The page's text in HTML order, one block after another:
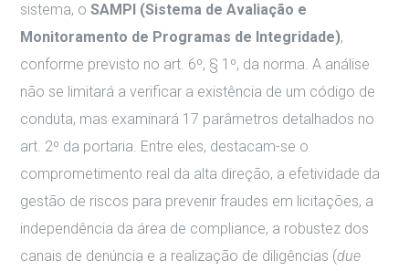
sistema, oSAMPI (Sistema de Avaliação e
Monitoramento de Programas de Integridade),
conforme previsto no art. 6º, § 1º, da norma. A análise
não se limitará a verificar a existência de um código de
conduta, mas examinará 17 parâmetros detalhados no
art. 2º da portaria. Entre eles, destacam-se o
comprometimento real da alta direção, a efetividade da
gestão de riscos para prevenir fraudes em licitações, a
independência da área de compliance, a robustez dos
canais de denúncia e a realização de diligências (due